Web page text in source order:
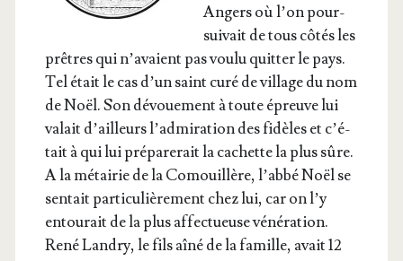
Angers où l’on pour­
sui­vait de tous côtés les
prêtres qui n’a­vaient pas vou­lu quit­ter le pays.
Tel était le cas d’un saint curé de vil­lage du nom
de Noël. Son dévoue­ment à toute épreuve lui
valait d’ailleurs l’ad­mi­ra­tion des fidèles et c’é­
tait à qui lui pré­pa­re­rait la cachette la plus sûre.
A la métai­rie de la Comouillère, l’ab­bé Noël se
sen­tait par­ti­cu­liè­re­ment chez lui, car on l’y
entou­rait de la plus affec­tueuse véné­ra­tion.
René Lan­dry, le fils aîné de la famille, avait 12